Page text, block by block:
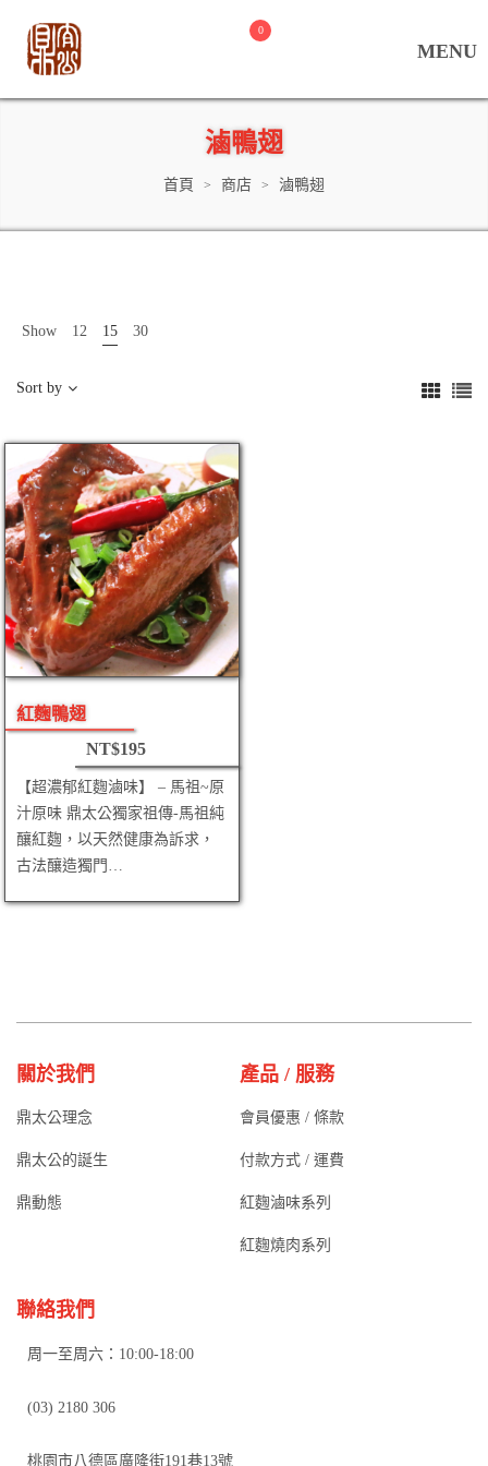
0
滷鴨翅
首頁 > 商店 > 滷鴨翅
Show 12 15 30
Sort by
紅麴鴨翅
NT$195
【超濃郁紅麴滷味】 – 馬祖~原
汁原味 鼎太公獨家祖傳-馬祖純
釀紅麴，以天然健康為訴求，
古法釀造獨門…
關於我們
鼎太公理念
鼎太公的誕生
鼎動態
產品 / 服務
會員優惠 / 條款
付款方式 / 運費
紅麴滷味系列
紅麴燒肉系列
聯絡我們
周一至周六：10:00-18:00
(03) 2180 306
桃園市八德區廣隆街191巷13號